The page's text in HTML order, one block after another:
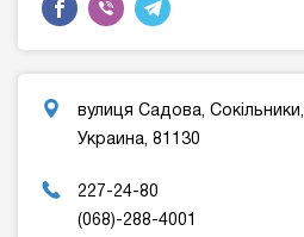
вулиця Садова,
Украина, 81130
227-24-80
(068)-288-4001